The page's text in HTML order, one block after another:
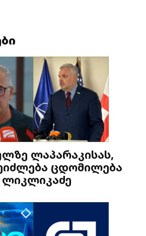
ლაპარაკისას,
ცდომილება
ლიკლიკაძე